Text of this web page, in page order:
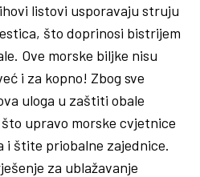
listovi usporavaju struju
što doprinosi bistrijem
Ove morske biljke nisu
i za kopno! Zbog sve
uloga u zaštiti obale
upravo morske cvjetnice
i štite priobalne zajednice.
za ublažavanje